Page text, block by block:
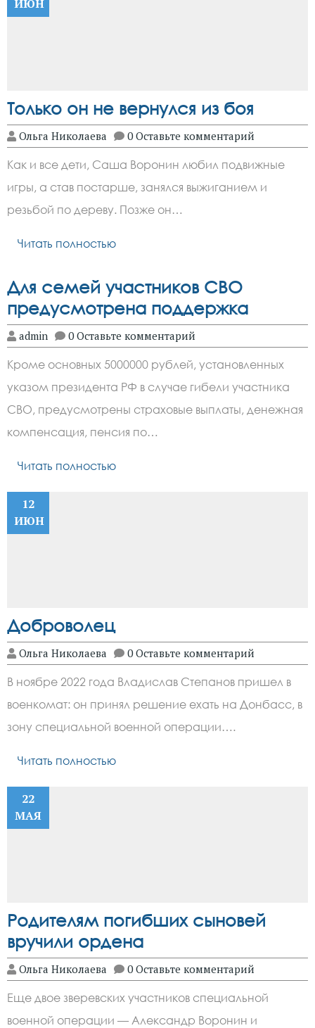
ИЮН
Только он не вернулся из боя
Ольга Николаева 0 Оставьте комментарий
Как и все дети, Саша Воронин любил подвижные
игры, а став постарше, занялся выжиганием и
резьбой по дереву. Позже он…
Читать полностью
Для семей участников СВО
предусмотрена поддержка
admin 0 Оставьте комментарий
Кроме основных 5000000 рублей, установленных
указом президента РФ в случае гибели участника
СВО, предусмотрены страховые выплаты, денежная
компенсация, пенсия по…
Читать полностью
12
ИЮН
Доброволец
Ольга Николаева 0 Оставьте комментарий
В ноябре 2022 года Владислав Степанов пришел в
военкомат: он принял решение ехать на Донбасс, в
зону специальной военной операции….
Читать полностью
22
МАЯ
Родителям погибших сыновей
вручили ордена
Ольга Николаева 0 Оставьте комментарий
Eще двое зверевских участников специальной
военной операции — Александр Воронин и